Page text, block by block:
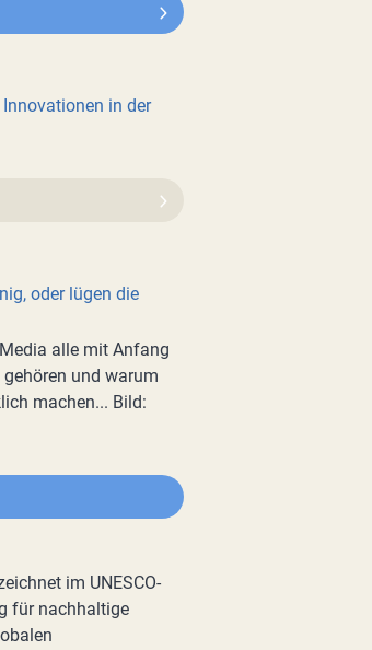
in der
oder lügen die
alle mit Anfang
und warum
machen... Bild:
im UNESCO-
für nachhaltige